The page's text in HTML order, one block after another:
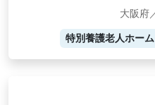
大阪府
特別養護老人ホーム